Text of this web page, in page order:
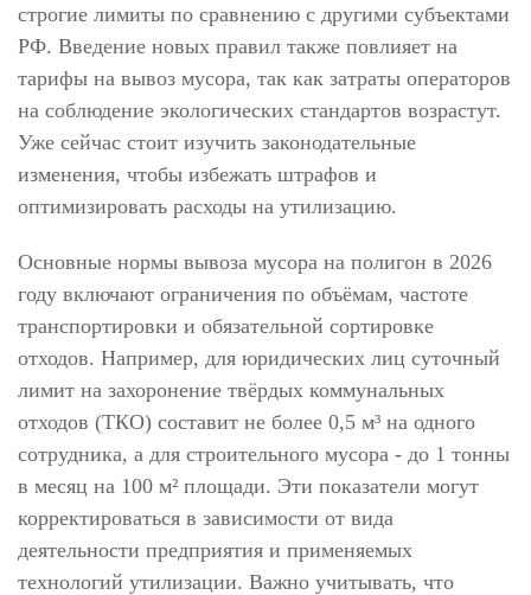
строгие лимиты по сравнению с другими субъектами
РФ. Введение новых правил также повлияет на
тарифы на вывоз мусора, так как затраты операторов
на соблюдение экологических стандартов возрастут.
Уже сейчас стоит изучить законодательные
изменения, чтобы избежать штрафов и
оптимизировать расходы на утилизацию.
Основные нормы вывоза мусора на полигон в 2026
году включают ограничения по объёмам, частоте
транспортировки и обязательной сортировке
отходов. Например, для юридических лиц суточный
лимит на захоронение твёрдых коммунальных
отходов (ТКО) составит не более 0,5 м³ на одного
сотрудника, а для строительного мусора - до 1 тонны
в месяц на 100 м² площади. Эти показатели могут
корректироваться в зависимости от вида
деятельности предприятия и применяемых
технологий утилизации. Важно учитывать, что